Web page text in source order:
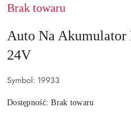
Brak towaru
Auto Na
24V
Symbol: 19933
Dostępność:Brak towaru